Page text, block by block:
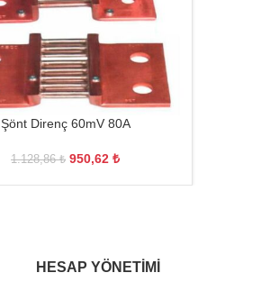
Şönt Direnç 60mV 80A
1.128,86₺ 950,62 ₺
HESAP YÖNETIMI